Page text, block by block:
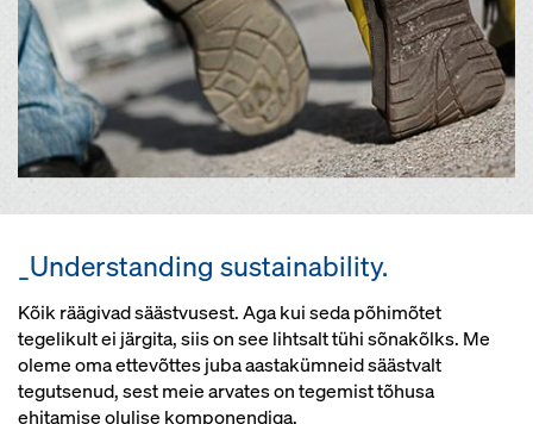
_Understanding sustainability.
Kõik räägivad säästvusest. Aga kui seda põhimõtet
tegelikult ei järgita, siis on see lihtsalt tühi sõnakõlks. Me
oleme oma ettevõttes juba aastakümneid säästvalt
tegutsenud, sest meie arvates on tegemist tõhusa
ehitamise olulise komponendiga.